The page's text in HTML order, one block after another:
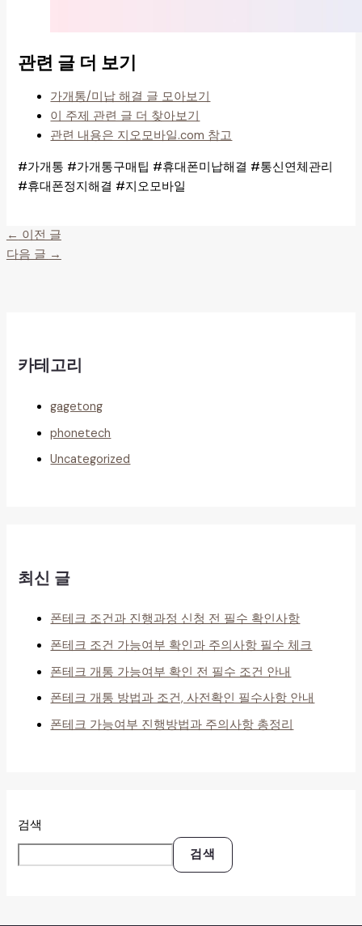
관련 글 더 보기
가개통/미납 해결 글 모아보기
이 주제 관련 글 더 찾아보기
관련 내용은 지오모바일.com 참고
#가개통 #가개통구매팁 #휴대폰미납해결 #통신연체관리
#휴대폰정지해결 #지오모바일
← 이전 글
다음 글 →
카테고리
gagetong
phonetech
Uncategorized
최신 글
폰테크 조건과 진행과정 신청 전 필수 확인사항
폰테크 조건 가능여부 확인과 주의사항 필수 체크
폰테크 개통 가능여부 확인 전 필수 조건 안내
폰테크 개통 방법과 조건, 사전확인 필수사항 안내
폰테크 가능여부 진행방법과 주의사항 총정리
검색
검색